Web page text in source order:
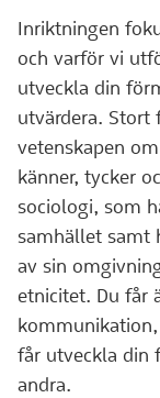
Inriktningen
och varför vi
utveckla din
utvärdera. Stort
vetenskapen
känner, tycker
sociologi, som
samhället samt
av sin
etnicitet. Du får
får utveckla din
andra.